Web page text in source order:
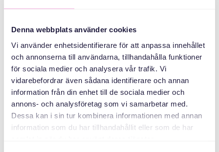
Denna webbplats använder cookies
Vi använder enhetsidentifierare för att anpassa innehållet
och annonserna till användarna, tillhandahålla funktioner
för sociala medier och analysera vår trafik. Vi
vidarebefordrar även sådana identifierare och annan
information från din enhet till de sociala medier och
annons- och analysföretag som vi samarbetar med.
Dessa kan i sin tur kombinera informationen med annan
information som du har tillhandahållit eller som de har
Svenska med baby
ኢመይል
bokningen@svenskamedbaby.se
ተሓባበርቲ ኣዳለውቲ
Gålöstiftelsen